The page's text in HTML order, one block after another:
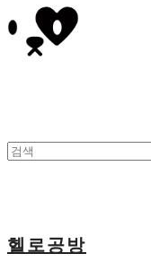
헬로공방